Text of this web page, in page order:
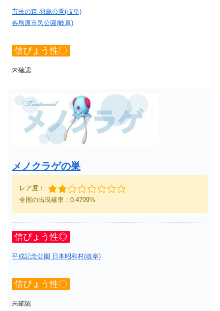
市民の森 羽島公園(岐阜)
各務原市民公園(岐阜)
信ぴょう性〇
未確認
メノクラゲの巣
レア度：
全国の出現確率：0.4709%
信ぴょう性◎
平成記念公園 日本昭和村(岐阜)
信ぴょう性〇
未確認